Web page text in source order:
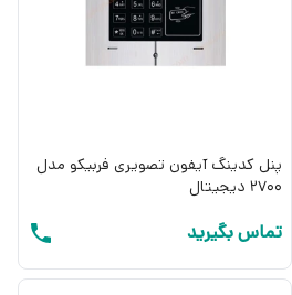
پنل کدینگ آیفون تصویری فربیکو مدل
2700 دیجیتال
تماس بگیرید